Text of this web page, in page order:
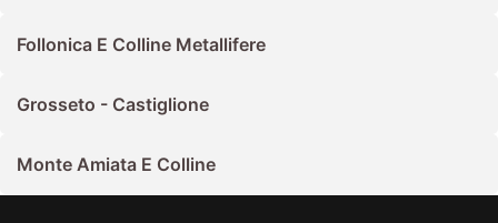
Follonica E Colline Metallifere
Grosseto - Castiglione
Monte Amiata E Colline